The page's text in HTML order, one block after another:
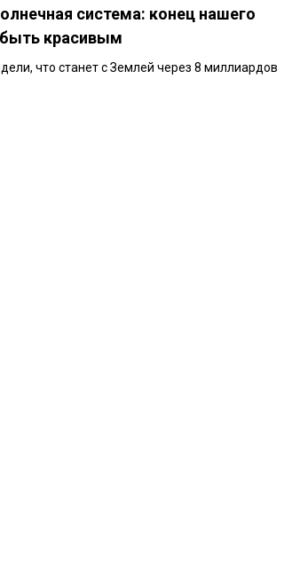
система: конец нашего
красивым
что станет с Землей через 8 миллиардов